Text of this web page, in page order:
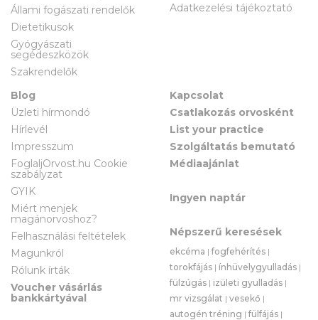
Állami fogászati rendelők
Dietetikusok
Gyógyászati
segédeszközök
Szakrendelők
Adatkezelési tájékoztató
Blog
Üzleti hírmondó
Hírlevél
Impresszum
FoglaljOrvost.hu Cookie
szabályzat
GYIK
Miért menjek
magánorvoshoz?
Felhasználási feltételek
Magunkról
Rólunk írták
Voucher vásárlás
bankkártyával
Kapcsolat
Csatlakozás orvosként
List your practice
Szolgáltatás bemutató
Médiaajánlat
Ingyen naptár
Népszerű keresések
ekcéma |fogfehérítés |
torokfájás | ínhüvelygyulladás |
fülzúgás | izületi gyulladás |
mr vizsgálat | vesekő |
autogén tréning |fülfájás |